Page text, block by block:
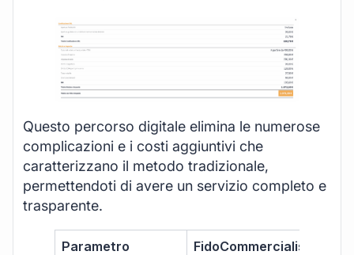
Questo percorso digitale elimina le numerose
complicazioni e i costi aggiuntivi che
caratterizzano il metodo tradizionale,
permettendoti di avere un servizio completo e
trasparente.
Parametro
FidoCommercialista